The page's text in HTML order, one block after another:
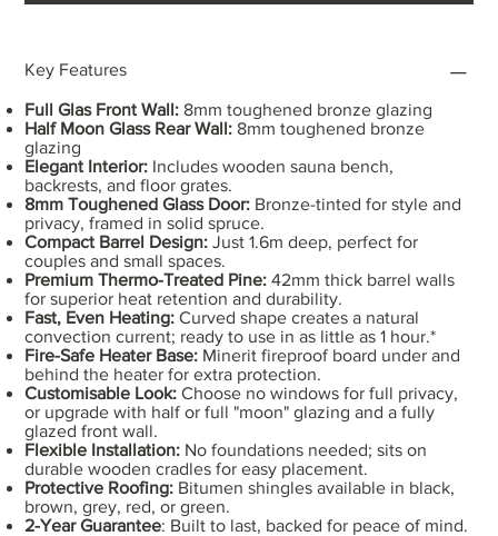
Key Features
Full Glas Front Wall: 8mm toughened bronze glazing
Half Moon Glass Rear Wall:8mm toughened bronze
glazing
Elegant Interior: Includes wooden sauna bench,
backrests, and floor grates.
8mm Toughened Glass Door: Bronze-tinted for style and
privacy, framed in solid spruce.
Compact Barrel Design:Just 1.6m deep, perfect for
couples and small spaces.
Premium Thermo-Treated Pine:42mm thick barrel walls
for superior heat retention and durability.
Fast, Even Heating: Curved shape creates a natural
convection current; ready to use in as little as 1 hour.*
Fire-Safe Heater Base: Minerit fireproof board under and
behind the heater for extra protection.
Customisable Look: Choose no windows for full privacy,
or upgrade with half or full "moon" glazing and a fully
glazed front wall.
Flexible Installation: No foundations needed; sits on
durable wooden cradles for easy placement.
Protective Roofing: Bitumen shingles available in black,
brown, grey, red, or green.
2-Year Guarantee: Built to last, backed for peace of mind.